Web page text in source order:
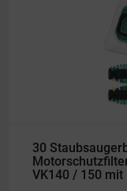
30
VK140 / 150 mit